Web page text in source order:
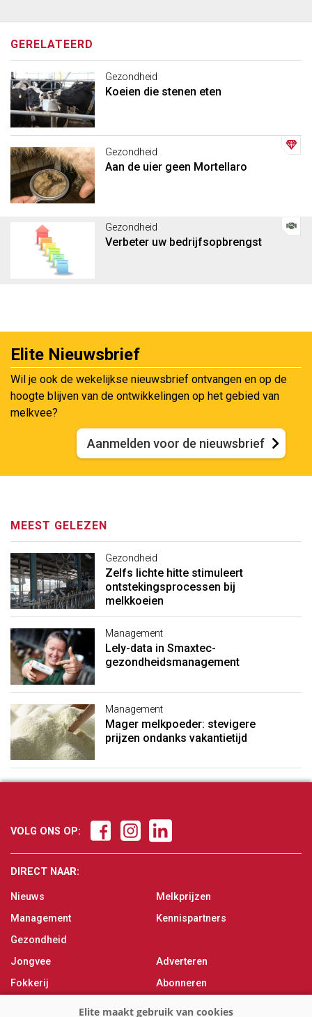
GERELATEERD
Gezondheid
Koeien die stenen eten
Gezondheid
Aan de uier geen Mortellaro
Gezondheid
Verbeter uw bedrijfsopbrengst
Elite Nieuwsbrief
Wil je ook de wekelijkse nieuwsbrief ontvangen en op de
hoogte blijven van de ontwikkelingen op het gebied van
melkvee?
Aanmelden voor de nieuwsbrief
MEEST GELEZEN
Gezondheid
Zelfs lichte hitte stimuleert
ontstekingsprocessen bij
melkkoeien
Management
Lely-data in Smaxtec-
gezondheidsmanagement
Management
Mager melkpoeder: stevigere
prijzen ondanks vakantietijd
VOLG ONS OP:
DIRECT NAAR:
Nieuws
Management
Gezondheid
Jongvee
Fokkerij
Melkprijzen
Kennispartners
Adverteren
Abonneren